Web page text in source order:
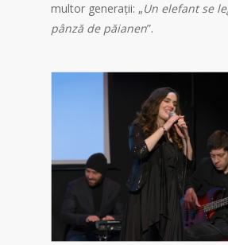
multor generații: „Un elefant se
pânză de păianen”.